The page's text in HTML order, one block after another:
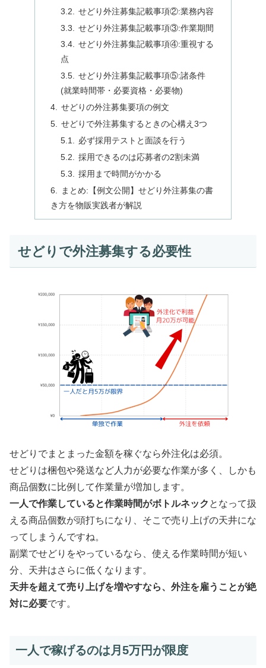
せどり外注募集記載事項②:業務内容
せどり外注募集記載事項③:作業期間
せどり外注募集記載事項④:重視する
点
せどり外注募集記載事項⑤:諸条件
(就業時間帯・必要資格・必要物)
せどりの外注募集要項の例文
せどりで外注募集するときの心構え3つ
必ず採用テストと面談を行う
採用できるのは応募者の2割未満
採用まで時間がかかる
まとめ:【例文公開】せどり外注募集の書
き方を物販実践者が解説
せどりで外注募集する必要性
せどりでまとまった金額を稼ぐなら外注化は必須。
せどりは梱包や発送など人力が必要な作業が多く、しかも
商品個数に比例して作業量が増加します。
一人で作業していると作業時間がボトルネック となって扱
える商品個数が頭打ちになり、そこで売り上げの天井にな
ってしまうんですね。
副業でせどりをやっているなら、使える作業時間が短い
分、天井はさらに低くなります。
天井を超えて売り上げを増やすなら、外注を雇うことが絶
対に必要です。
一人で稼げるのは月5万円が限度